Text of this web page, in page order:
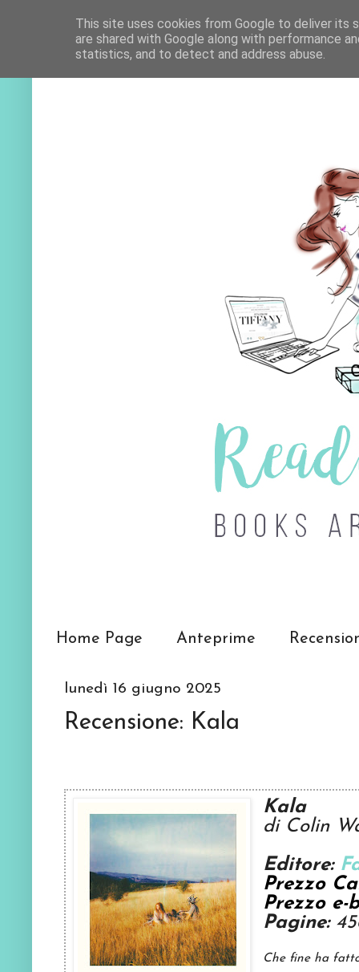
Home Page Anteprime
lunedì 16 giugno 2025
Recensione: Kala
Kala
di Colin
Editore:
Prezzo
Prezzo e-
Pagine:
Che fine ha
This site uses cookies from Google to deliver its
are shared with Google along with performance
statistics, and to detect and address abuse.